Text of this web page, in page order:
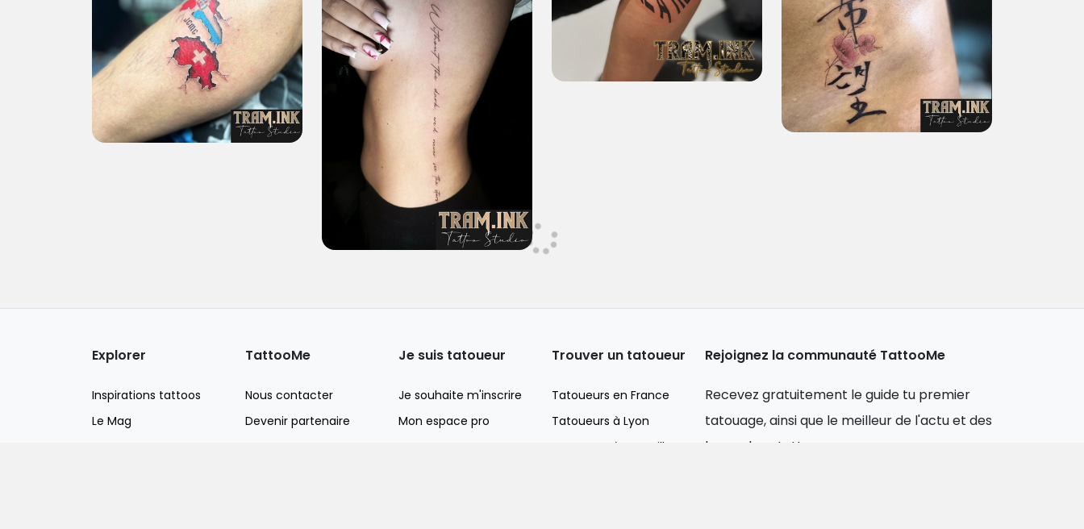
Explorer
Inspirations tattoos
Le Mag
TattooMe
Nous contacter
Devenir partenaire
Je suis tatoueur
Je souhaite m'inscrire
Mon espace pro
Trouver un tatoueur
Tatoueurs en France
Tatoueurs à Lyon
Tatoueurs à Marseille
Rejoignez la communauté TattooMe
Recevez gratuitement le guide tu premier
tatouage, ainsi que le meilleur de l'actu et des
bons plans tattoo.